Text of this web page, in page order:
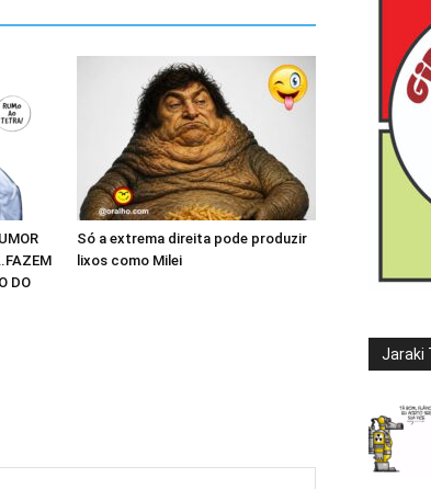
DO
Só a extrema direita pode produzir
lixos como Milei
Jaraki